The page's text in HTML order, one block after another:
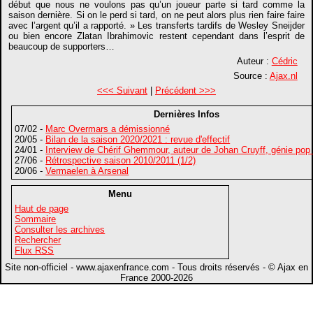
début que nous ne voulons pas qu’un joueur parte si tard comme la
saison dernière. Si on le perd si tard, on ne peut alors plus rien faire faire
avec l’argent qu’il a rapporté. » Les transferts tardifs de Wesley Sneijder
ou bien encore Zlatan Ibrahimovic restent cependant dans l’esprit de
beaucoup de supporters…
Auteur : Cédric
Source : Ajax.nl
<<< Suivant| Précédent >>>
Dernières Infos
07/02 - Marc Overmars a démissionné
20/05 - Bilan de la saison 2020/2021 : revue d'effectif
24/01 - Interview de Chérif Ghemmour, auteur de Johan Cruyff, génie
27/06 - Rétrospective saison 2010/2011 (1/2)
20/06 -Vermaelen à Arsenal
Menu
Haut de page
Sommaire
Consulter les archives
Rechercher
Flux RSS
Site non-officiel - www.ajaxenfrance.com - Tous droits réservés - © Ajax en
France 2000-2026